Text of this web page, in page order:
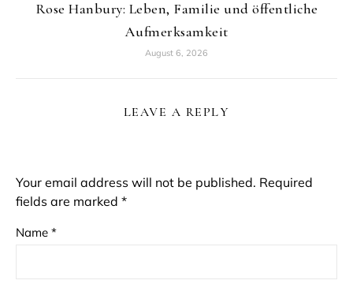
Rose Hanbury: Leben, Familie und öffentliche
Aufmerksamkeit
August 6, 2026
LEAVE A REPLY
Your email address will not be published. Required
fields are marked *
Name *